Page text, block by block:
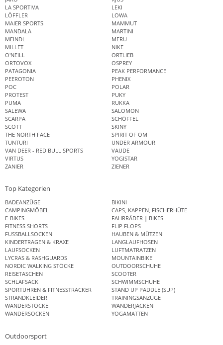
LA SPORTIVA
LEKI
LÖFFLER
LOWA
MAIER SPORTS
MAMMUT
MANDALA
MARTINI
MEINDL
MERU
MILLET
NIKE
O'NEILL
ORTLIEB
ORTOVOX
OSPREY
PATAGONIA
PEAK PERFORMANCE
PEEROTON
PHENIX
POC
POLAR
PROTEST
PUKY
PUMA
RUKKA
SALEWA
SALOMON
SCARPA
SCHÖFFEL
SCOTT
SKINY
THE NORTH FACE
SPIRIT OF OM
TUNTURI
UNDER ARMOUR
VAN DEER - RED BULL SPORTS
VAUDE
VIRTUS
YOGISTAR
ZANIER
ZIENER
Top Kategorien
BADEANZÜGE
BIKINI
CAMPINGMÖBEL
CAPS, KAPPEN, FISCHERHÜTE
E-BIKES
FAHRRÄDER | BIKES
FITNESS SHORTS
FLIP FLOPS
FUSSBALLSOCKEN
HAUBEN & MÜTZEN
KINDERTRAGEN & KRAXE
LANGLAUFHOSEN
LAUFSOCKEN
LUFTMATRATZEN
LYCRAS & RASHGUARDS
MOUNTAINBIKE
NORDIC WALKING STÖCKE
OUTDOORSCHUHE
REISETASCHEN
SCOOTER
SCHLAFSACK
SCHWIMMSCHUHE
SPORTUHREN & FITNESSTRACKER
STAND UP PADDLE (SUP)
STRANDKLEIDER
TRAININGSANZÜGE
WANDERSTÖCKE
WANDERJACKEN
WANDERSOCKEN
YOGAMATTEN
Outdoorsport